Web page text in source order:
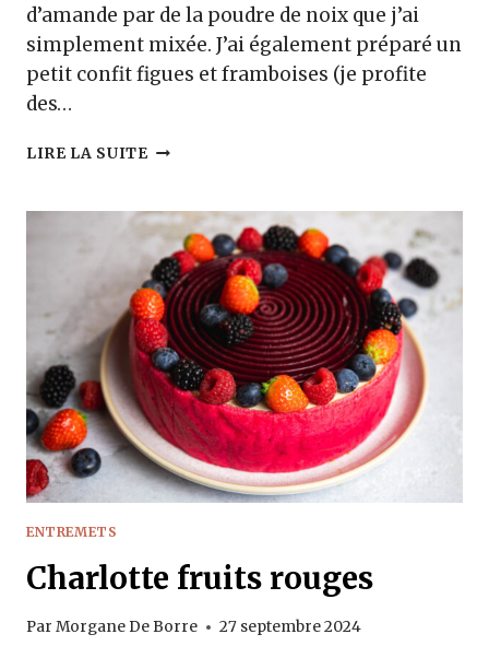
d’amande par de la poudre de noix que j’ai
simplement mixée. J’ai également préparé un
petit confit figues et framboises (je profite
des…
LIRE LA SUITEFINANCIERS
NOIX
ENTREMETS
Charlotte fruits rouges
Par Morgane De Borre 27 septembre 2024